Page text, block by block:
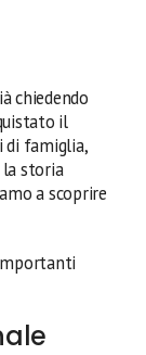
chiedendo
il
di famiglia,
la storia
a scoprire